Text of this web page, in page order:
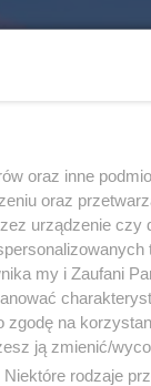
oraz inne
oraz
urządzenie czy
my i Zaufani
na
ją zmienić/
Niektóre rodzaje